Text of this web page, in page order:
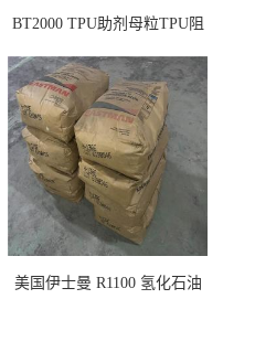
BT2000 TPU助剂母粒TPU阻
剂雾面滑剂防粘剂 TPU抗黄
变剂 抗黄变耐黄剂
美国伊士曼 R1100 氢化石油